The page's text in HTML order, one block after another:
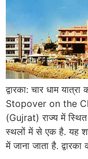
द्वारका: चार धाम
Stopover on the
(Gujrat) राज्य में स्थित
स्थलों में से एक है. यह
में जाना जाता है.